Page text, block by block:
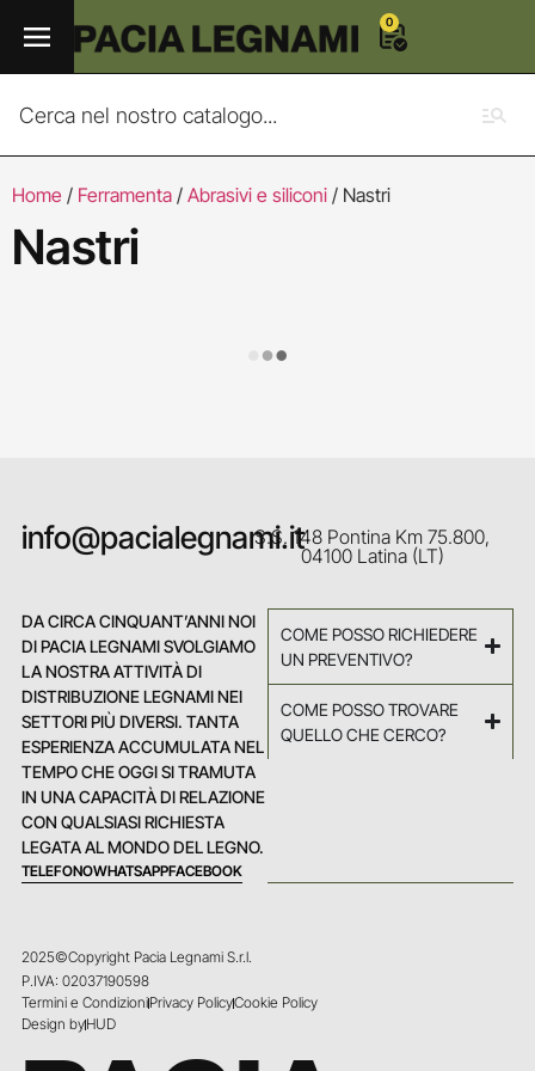
0
Home / Ferramenta / Abrasivi e siliconi / Nastri
Nastri
info@pacialegnami.itS.S. 148 Pontina Km 75.800,
04100 Latina (LT)
DA CIRCA CINQUANT’ANNI NOI
DI PACIA LEGNAMI SVOLGIAMO
LA NOSTRA ATTIVITÀ DI
DISTRIBUZIONE LEGNAMI NEI
SETTORI PIÙ DIVERSI. TANTA
ESPERIENZA ACCUMULATA NEL
TEMPO CHE OGGI SI TRAMUTA
IN UNA CAPACITÀ DI RELAZIONE
CON QUALSIASI RICHIESTA
LEGATA AL MONDO DEL LEGNO.
TELEFONOWHATSAPPFACEBOOK
COME POSSO RICHIEDERE
UN PREVENTIVO?
COME POSSO TROVARE
QUELLO CHE CERCO?
2025©Copyright Pacia Legnami S.r.l.
P.IVA: 02037190598
Termini e CondizioniPrivacy PolicyCookie Policy
Design byHUD